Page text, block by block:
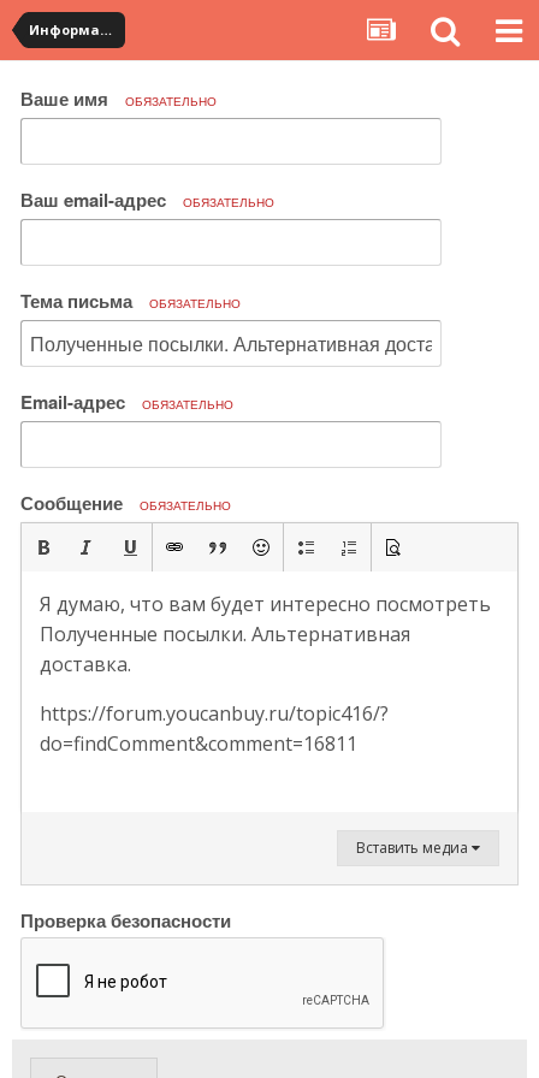
Информация по полученным посылкам
Ваше имя ОБЯЗАТЕЛЬНО
Ваш email-адрес ОБЯЗАТЕЛЬНО
Тема письма ОБЯЗАТЕЛЬНО
Email-адрес ОБЯЗАТЕЛЬНО
Сообщение ОБЯЗАТЕЛЬНО
Я думаю, что вам будет интересно посмотреть
Полученные посылки. Альтернативная
доставка.
https://forum.youcanbuy.ru/topic416/?
do=findComment&comment=16811
Вставить медиа
Проверка безопасности